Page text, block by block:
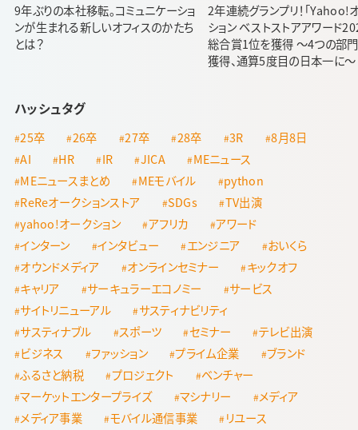
9年ぶりの本社移転。コミュニケーショ
ンが生まれる新しいオフィスのかたち
とは？
2年連続グランプリ！「Yahoo!
ション ベストストアアワード
総合賞1位を獲得 ～4つの部
獲得、通算5度目の日本一に～
ハッシュタグ
25卒 26卒 27卒 28卒 3R
8月8日
AI
HR IR JICA
MEニュース
MEニュースまとめ
MEモバイル
python
ReReオークションストア
SDGs
TV出演
yahoo!オークション
アフリカ
アワード
インターン
インタビュー エンジニア
おいくら
オウンドメディア
オンラインセミナー
キックオフ
キャリア
サーキュラーエコノミー
サービス
サイトリニューアル
サスティナビリティ
サスティナブル
スポーツ セミナー
テレビ出演
ビジネス
ファッション プライム企業
ブランド
ふるさと納税
プロジェクト
ベンチャー
マーケットエンタープライズ
マシナリー
メディア
メディア事業
モバイル通信事業
リユース